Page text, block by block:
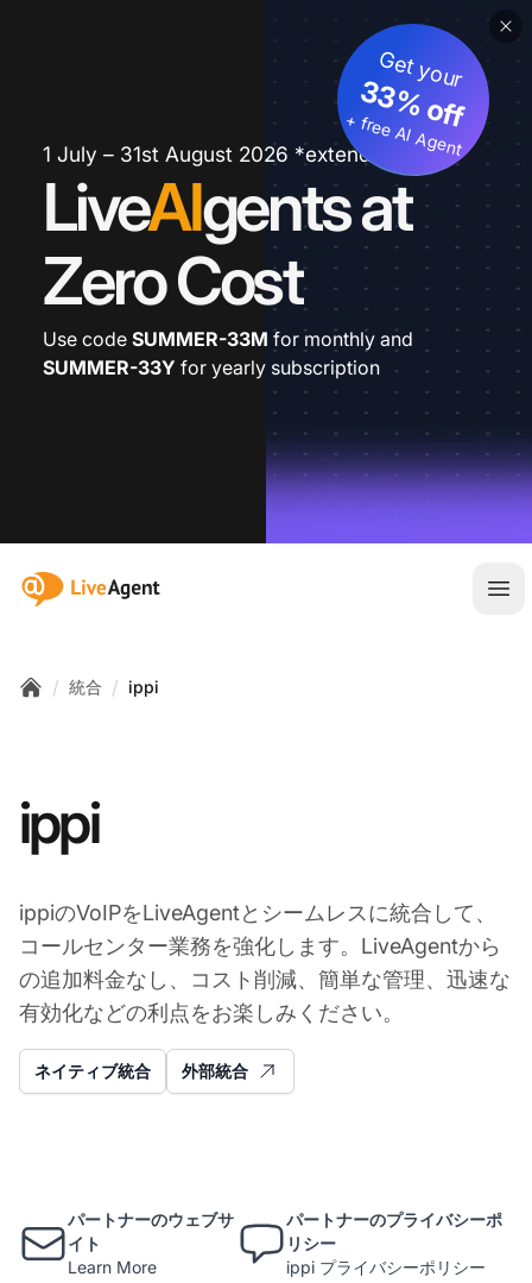
1 July – 31st August 2026 *extended
LiveAIgents at
Zero Cost
Get your
33% off
+ free AI Agent
Use code SUMMER-33M for monthly and
SUMMER-33Y for yearly subscription
:site.title
メ
/ 統合 / ippi
ippi
ippiのVoIPをLiveAgentとシームレスに統合して、
コールセンター業務を強化します。LiveAgentから
の追加料金なし、コスト削減、簡単な管理、迅速な
有効化などの利点をお楽しみください。
ネイティブ統合 外部統合
パートナーのウェブサ
イト
Learn More
パートナーのプライバシーポ
リシー
ippi プライバシーポリシー